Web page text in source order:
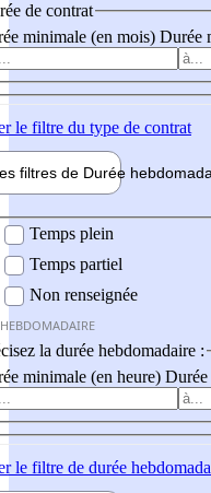
de contrat
minimale (en mois) Durée
le filtre du type de contrat
filtres de Durée hebdo
Temps plein
Temps partiel
Non renseignée
la durée hebdomadaire :
minimale (en heure) Durée
le filtre de durée